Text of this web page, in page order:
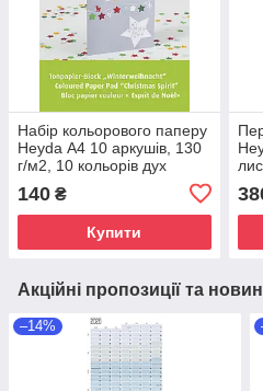
Набір кольорового паперу
Heyda А4 10 аркушів, 130
г/м2, 10 кольорів дух
140 ₴
Купити
Акційні пропозиції та
–14%